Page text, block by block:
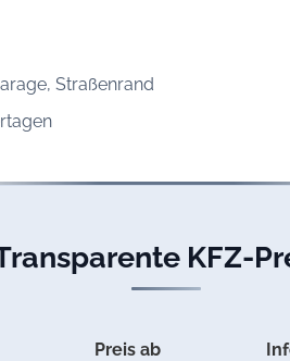
Straßenrand
KFZ-
Preis ab